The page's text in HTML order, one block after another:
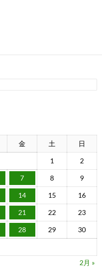
金 土 日
1 2
7 8 9
14 15 16
21 22 23
28 29 30
2月 »